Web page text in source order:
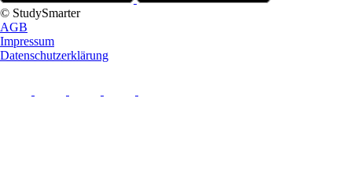
© StudySmarter
AGB
Impressum
Datenschutzerklärung